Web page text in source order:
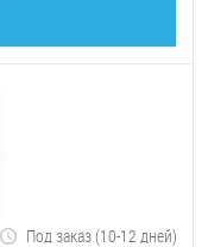
Под заказ (10-12 дней)